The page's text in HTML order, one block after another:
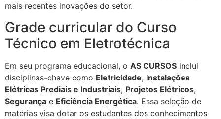
mais recentes inovações do setor.
Grade curricular do Curso
Técnico em Eletrotécnica
Em seu programa educacional, o AS CURSOS inclui
disciplinas-chave como Eletricidade, Instalações
Elétricas Prediais e Industriais, Projetos Elétricos,
Segurança e Eficiência Energética. Essa seleção de
matérias visa dotar os estudantes dos conhecimentos